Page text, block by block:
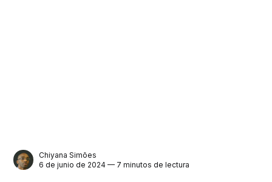
Chiyana Simões
6 de junio de 2024 — 7 minutos de lectura